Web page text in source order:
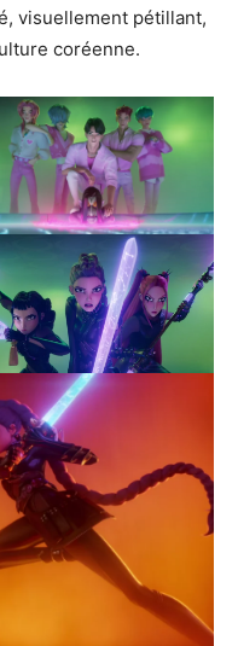
visuellement pétillant,
coréenne.